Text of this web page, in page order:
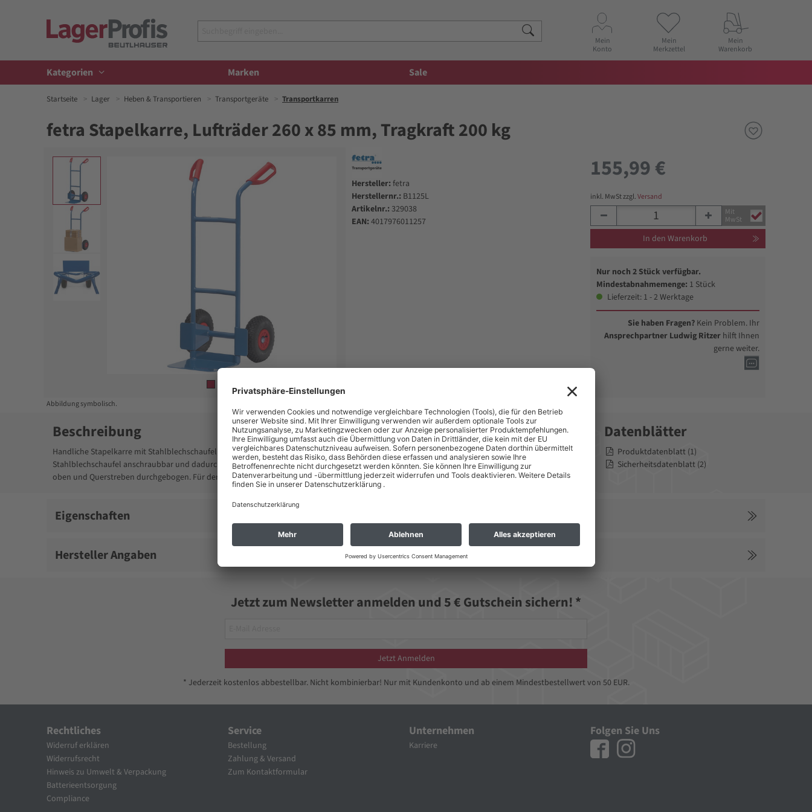
Mein
Konto
Mein
Merkzettel
Mein
Warenkorb
Kategorien Marken Sale
Startseite Lager Heben & Transportieren Transportgeräte Transportkarren
fetra Stapelkarre, Lufträder 260 x 85 mm, Tragkraft 200 kg
Item
1
Abbildung symbolisch.
Hersteller: fetra
Herstellernr.: B1125L
Artikelnr.: 329038
EAN: 4017976011257
155,99 €
inkl. MwSt zzgl.Versand
Mit
MwSt
In den Warenkorb
Nur noch 2 Stück verfügbar.
Mindestabnahmemenge: 1 Stück
Lieferzeit: 1 - 2 Werktage
Sie haben Fragen? Kein Problem. Ihr
Ansprechpartner Ludwig Ritzer hilft Ihnen
gerne weiter.
Beschreibung
Handliche Stapelkarre mit Stahlblechschaufel, stabile Schweißkonstruktion, pulverbeschichtet blau RAL 5007. fetra Sicherheitsgriffe.
Stahlblechschaufel anschraubbar und dadurch austauschbar. Räder mit Luftbereifung auf Kunststoff-Felgen, Naben mit Rollenlagerung. Bügel
oben und Querstreben durchgebogen. Für den sicheren Transport von runden Gütern, wie Rollen, Kannen, Eimern usw. Zerlegte Anlieferung.
Datenblätter
Produktdatenblatt (1)
Sicherheitsdatenblatt (2)
Eigenschaften
Hersteller Angaben
Jetzt zum Newsletter anmelden und 5 € Gutschein sichern! *
Jetzt Anmelden
* Jederzeit kostenlos abbestellbar. Nicht kombinierbar! Nur mit Kundenkonto und ab einem Mindestbestellwert von 50 EUR.
Rechtliches
Widerruf erklären
Widerrufsrecht
Hinweis zu Umwelt & Verpackung
Batterieentsorgung
Compliance
Service
Bestellung
Zahlung & Versand
Zum Kontaktformular
Unternehmen
Karriere
Folgen Sie Uns